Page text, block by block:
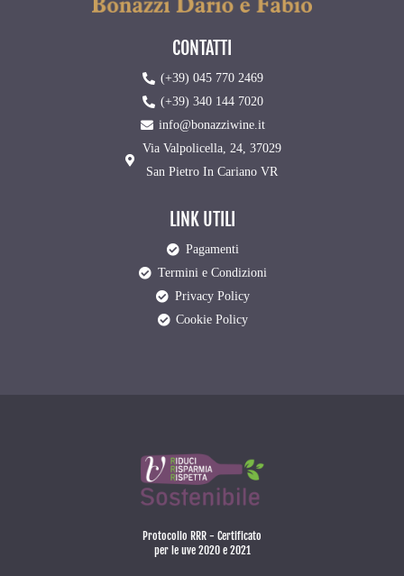
CONTATTI
(+39) 045 770 2469
(+39) 340 144 7020
info@bonazziwine.it
Via Valpolicella, 24, 37029
San Pietro In Cariano VR
LINK UTILI
Pagamenti
Termini e Condizioni
Privacy Policy
Cookie Policy
Protocollo RRR - Certificato
per le uve 2020 e 2021